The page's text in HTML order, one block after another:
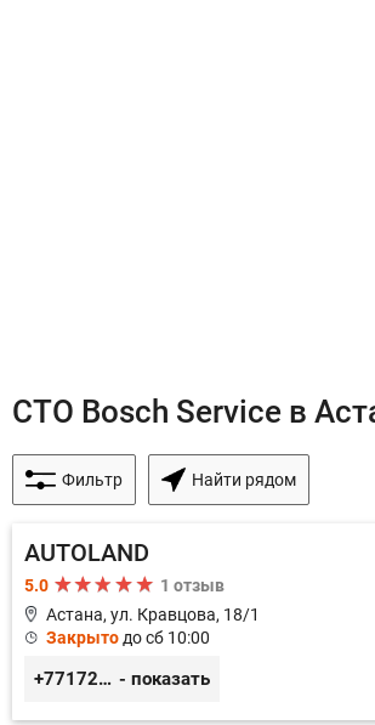
СТО Bosch Service в
Фильтр Найти рядом
AUTOLAND
5.0
1 отзыв
Астана, ул. Кравцова, 18/1
Закрыто до сб 10:00
+77172571919 - показать